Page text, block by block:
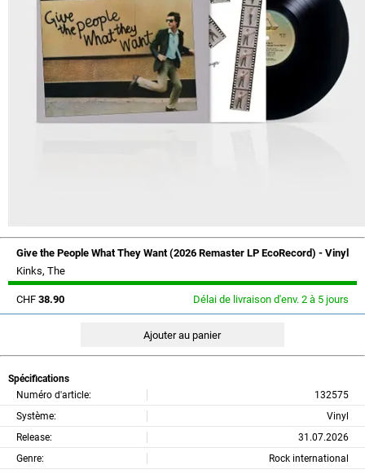
Give the People What They Want (2026 Remaster LP EcoRecord) - Vinyl
Kinks, The
CHF 38.90 Délai de livraison d'env. 2 à 5 jours
Spécifications
Numéro d'article:
132575
Système:
Vinyl
Release:
31.07.2026
Genre:
Rock international